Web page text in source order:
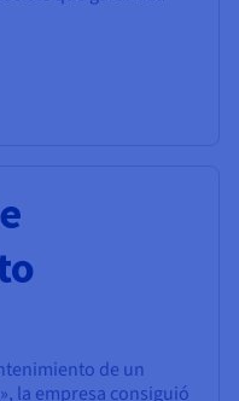
de un
la empresa consiguió